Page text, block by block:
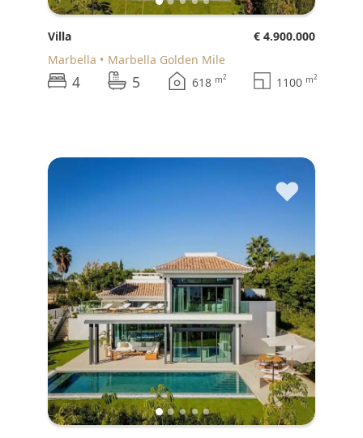
Villa
€ 4.900.000
Marbella
Marbella Golden Mile
4 5 618 m2 1100 m2
♥